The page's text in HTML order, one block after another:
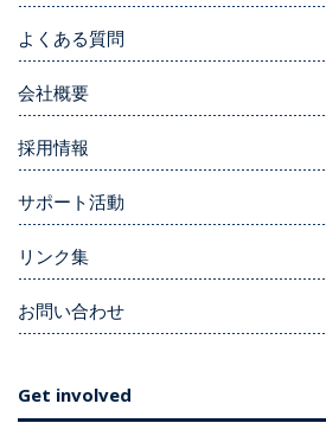
よくある質問
会社概要
採用情報
サポート活動
リンク集
お問い合わせ
Get involved